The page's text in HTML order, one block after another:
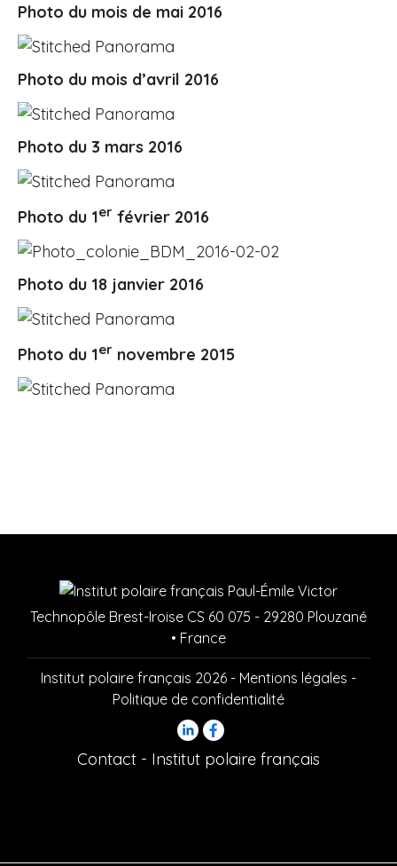
Photo du mois de mai 2016
Photo du mois d’avril 2016
Photo du 3 mars 2016
Photo du 1er février 2016
Photo du 18 janvier 2016
Photo du 1er novembre 2015
Technopôle Brest-Iroise CS 60 075 - 29280 Plouzané
• France
Institut polaire français 2026 - Mentions légales -
Politique de confidentialité
Contact - Institut polaire français